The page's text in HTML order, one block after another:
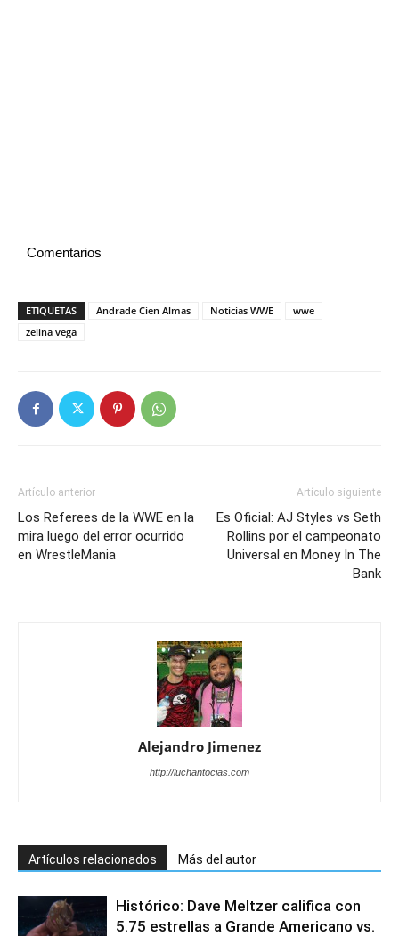
Comentarios
ETIQUETAS Andrade Cien Almas Noticias WWE
wwe
zelina vega
Artículo anterior
Los Referees de la WWE en la
mira luego del error ocurrido
en WrestleMania
Artículo siguiente
Es Oficial: AJ Styles vs Seth
Rollins por el campeonato
Universal en Money In The
Bank
Alejandro Jimenez
http://luchantocias.com
Artículos relacionados Más del autor
Histórico: Dave Meltzer califica con
5.75 estrellas a Grande Americano vs.